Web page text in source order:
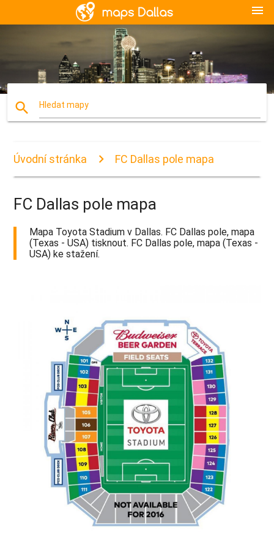
menu
search Hledat mapy
Úvodní stránka FC Dallas pole mapa
FC Dallas pole mapa
Mapa Toyota Stadium v Dallas. FC Dallas pole, mapa
(Texas - USA) tisknout. FC Dallas pole, mapa (Texas -
USA) ke stažení.